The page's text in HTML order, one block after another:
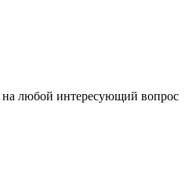
любой интересующий вопрос